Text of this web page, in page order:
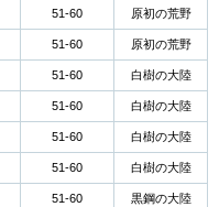
51-60 原初の荒野
51-60 原初の荒野
51-60 白樹の大陸
51-60 白樹の大陸
51-60 白樹の大陸
51-60 白樹の大陸
51-60 黒鋼の大陸